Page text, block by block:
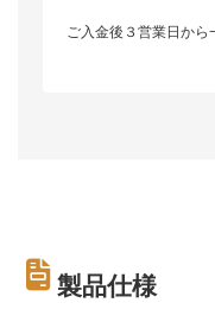
ご入金後３営業日か
製品仕様